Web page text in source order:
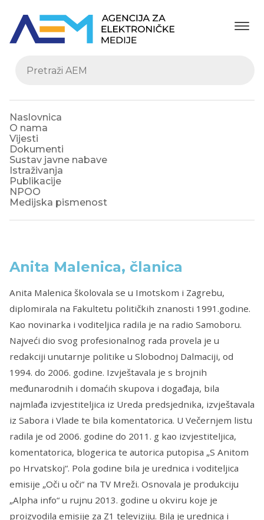
Naslovnica
O nama
Vijesti
Dokumenti
Sustav javne nabave
Istraživanja
Publikacije
NPOO
Medijska pismenost
Anita Malenica, članica
Anita Malenica školovala se u Imotskom i Zagrebu,
diplomirala na Fakultetu političkih znanosti 1991.godine.
Kao novinarka i voditeljica radila je na radio Samoboru.
Najveći dio svog profesionalnog rada provela je u
redakciji unutarnje politike u Slobodnoj Dalmaciji, od
1994. do 2006. godine. Izvještavala je s brojnih
međunarodnih i domaćih skupova i događaja, bila
najmlađa izvjestiteljica iz Ureda predsjednika, izvještavala
iz Sabora i Vlade te bila komentatorica. U Večernjem listu
radila je od 2006. godine do 2011. g kao izvjestiteljica,
komentatorica, blogerica te autorica putopisa „S Anitom
po Hrvatskoj“. Pola godine bila je urednica i voditeljica
emisije „Oči u oči“ na TV Mreži. Osnovala je produkciju
„Alpha info“ u rujnu 2013. godine u okviru koje je
proizvodila emisije za Z1 televiziju. Bila je urednica i